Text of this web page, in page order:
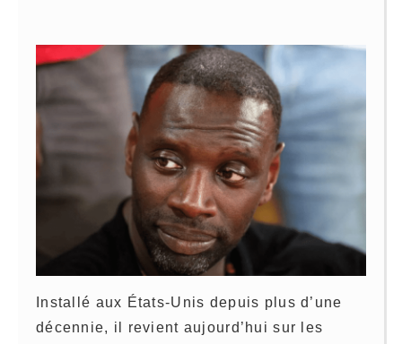
Installé aux États-Unis depuis plus d’une
décennie, il revient aujourd’hui sur les